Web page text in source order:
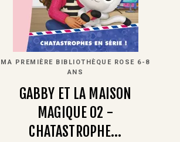
MA PREMIÈRE BIBLIOTHÈQUE ROSE 6-8
ANS
GABBY ET LA MAISON
MAGIQUE 02 -
CHATASTROPHE…